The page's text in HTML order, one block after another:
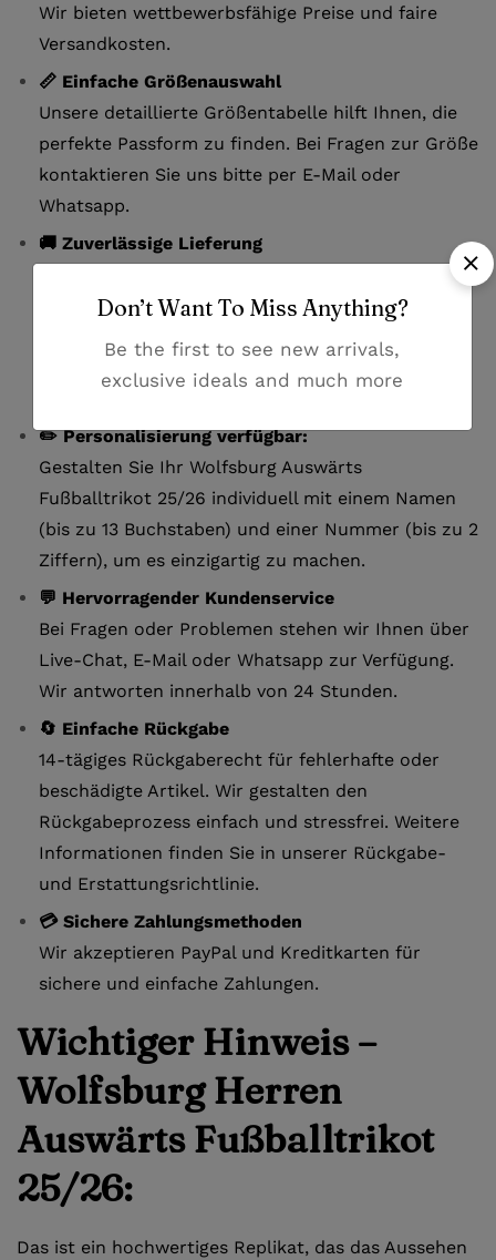
Wir bieten wettbewerbsfähige Preise und faire
Versandkosten.
📏 Einfache Größenauswahl
Unsere detaillierte Größentabelle hilft Ihnen, die
perfekte Passform zu finden. Bei Fragen zur Größe
kontaktieren Sie uns bitte per E-Mail oder
Whatsapp.
🚚 Zuverlässige Lieferung
Werktagen. Der Versand erfolgt mit DHL. Nach
✏️ Personalisierung verfügbar:
Gestalten Sie Ihr Wolfsburg Auswärts
Fußballtrikot 25/26 individuell mit einem Namen
(bis zu 13 Buchstaben) und einer Nummer (bis zu 2
Ziffern), um es einzigartig zu machen.
💬 Hervorragender Kundenservice
Bei Fragen oder Problemen stehen wir Ihnen über
Live-Chat, E-Mail oder Whatsapp zur Verfügung.
Wir antworten innerhalb von 24 Stunden.
🔄 Einfache Rückgabe
14-tägiges Rückgaberecht für fehlerhafte oder
beschädigte Artikel. Wir gestalten den
Rückgabeprozess einfach und stressfrei. Weitere
Informationen finden Sie in unserer Rückgabe-
und Erstattungsrichtlinie.
💳 Sichere Zahlungsmethoden
Wir akzeptieren PayPal und Kreditkarten für
sichere und einfache Zahlungen.
Wichtiger Hinweis –
Wolfsburg Herren
Auswärts Fußballtrikot
25/26:
Das ist ein hochwertiges Replikat, das das Aussehen
Don’t Want To Miss Anything?
Be the first to see new arrivals,
exclusive ideals and much more